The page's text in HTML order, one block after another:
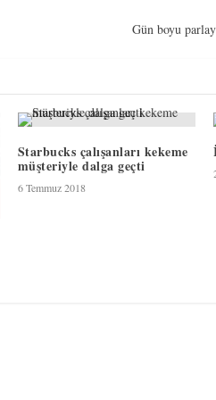
Gün boyu
Starbucks çalışanları kekeme
müşteriyle dalga geçti
6 Temmuz 2018